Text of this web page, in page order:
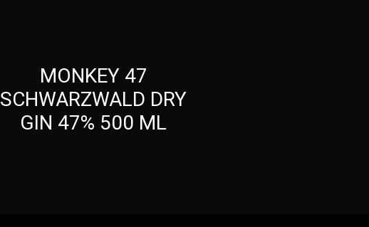
MONKEY 47
SCHWARZWALD DRY
GIN 47% 500 ML